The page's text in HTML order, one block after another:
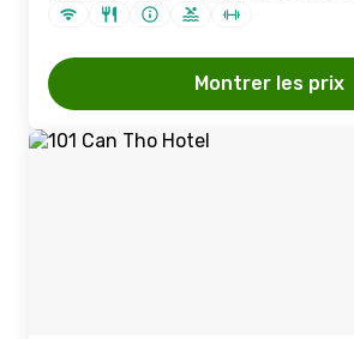
Montrer les prix